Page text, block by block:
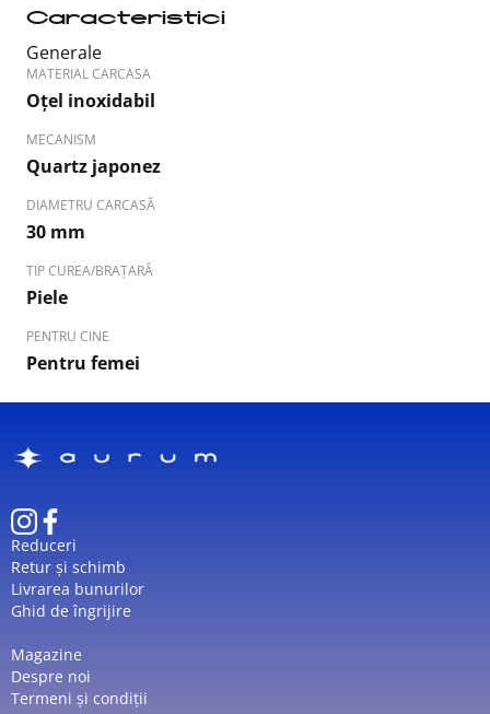
Caracteristici
Generale
MATERIAL CARCASA
Oțel inoxidabil
MECANISM
Quartz japonez
DIAMETRU CARCASĂ
30 mm
TIP CUREA/BRAȚARĂ
Piele
PENTRU CINE
Pentru femei
Reduceri
Retur și schimb
Livrarea bunurilor
Ghid de îngrijire
Magazine
Despre noi
Termeni și condiții